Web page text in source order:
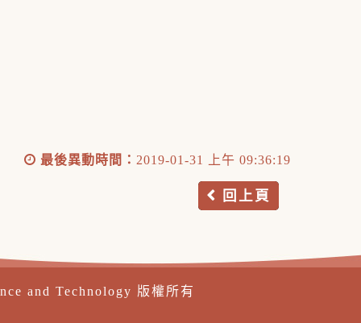
最後異動時間： 2019-01-31 上午 09:36:19
回上頁
and Technology 版權所有